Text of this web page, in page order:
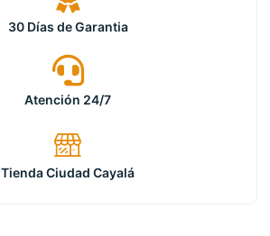
30 Días de Garantia
Atención 24/7
Tienda Ciudad Cayalá